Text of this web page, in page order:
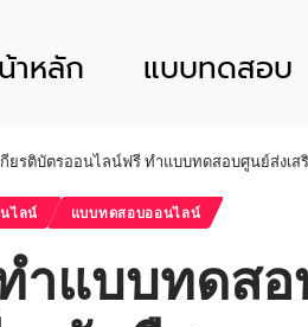
าหลัก แบบทดสอบ
กียรติบัตรออนไลน์ฟรี ทำแบบทดสอบศูนย์ส่งเส
ไลน์ แบบทดสอบออนไลน์
แบบทดสอ